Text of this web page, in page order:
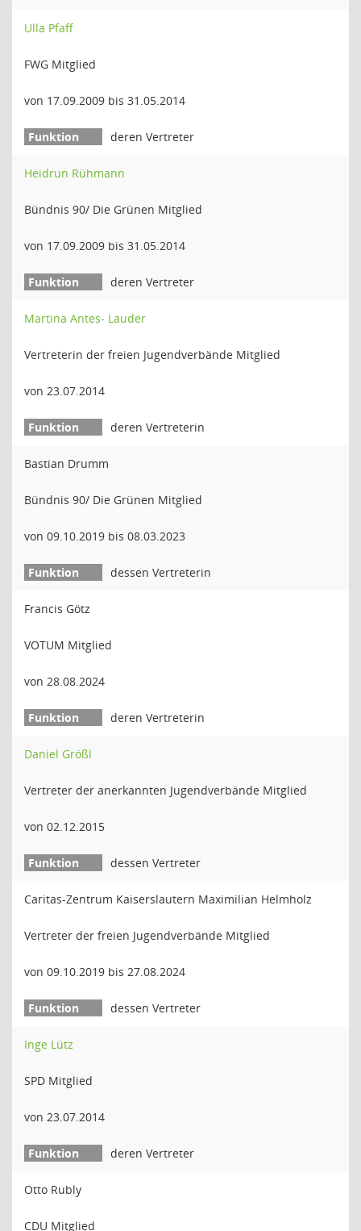
Ulla Pfaff
FWG Mitglied
von 17.09.2009 bis 31.05.2014
deren Vertreter
Heidrun Rühmann
Bündnis 90/ Die Grünen Mitglied
von 17.09.2009 bis 31.05.2014
deren Vertreter
Martina Antes- Lauder
Vertreterin der freien Jugendverbände Mitglied
von 23.07.2014
deren Vertreterin
Bastian Drumm
Bündnis 90/ Die Grünen Mitglied
von 09.10.2019 bis 08.03.2023
dessen Vertreterin
Francis Götz
VOTUM Mitglied
von 28.08.2024
deren Vertreterin
Daniel Größl
Vertreter der anerkannten Jugendverbände Mitglied
von 02.12.2015
dessen Vertreter
Caritas-Zentrum Kaiserslautern Maximilian Helmholz
Vertreter der freien Jugendverbände Mitglied
von 09.10.2019 bis 27.08.2024
dessen Vertreter
Inge Lütz
SPD Mitglied
von 23.07.2014
deren Vertreter
Otto Rubly
CDU Mitglied